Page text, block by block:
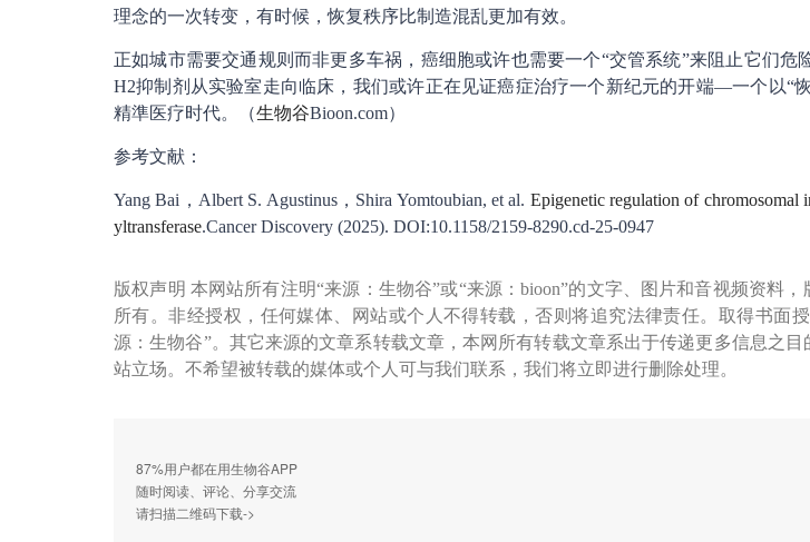
理念的一次转变，有时候，恢复秩序比制造混乱更加有效。
正如城市需要交通规则而非更多车祸，癌细胞或许也需要一个“交管系统”来阻止它们危
H2抑制剂从实验室走向临床，我们或许正在见证癌症治疗一个新纪元的开端—一个以“
精準医疗时代。（生物谷Bioon.com）
参考文献：
Yang Bai，Albert S. Agustinus，Shira Yomtoubian, et al. Epigenetic regulation of chromosomal
yltransferase.Cancer Discovery (2025). DOI:10.1158/2159-8290.cd-25-0947
版权声明 本网站所有注明“来源：生物谷”或“来源：bioon”的文字、图片和音视频资料
所有。非经授权，任何媒体、网站或个人不得转载，否则将追究法律责任。取得书面
源：生物谷”。其它来源的文章系转载文章，本网所有转载文章系出于传递更多信息之目
站立场。不希望被转载的媒体或个人可与我们联系，我们将立即进行删除处理。
87%用户都在用生物谷APP
随时阅读、评论、分享交流
请扫描二维码下载->